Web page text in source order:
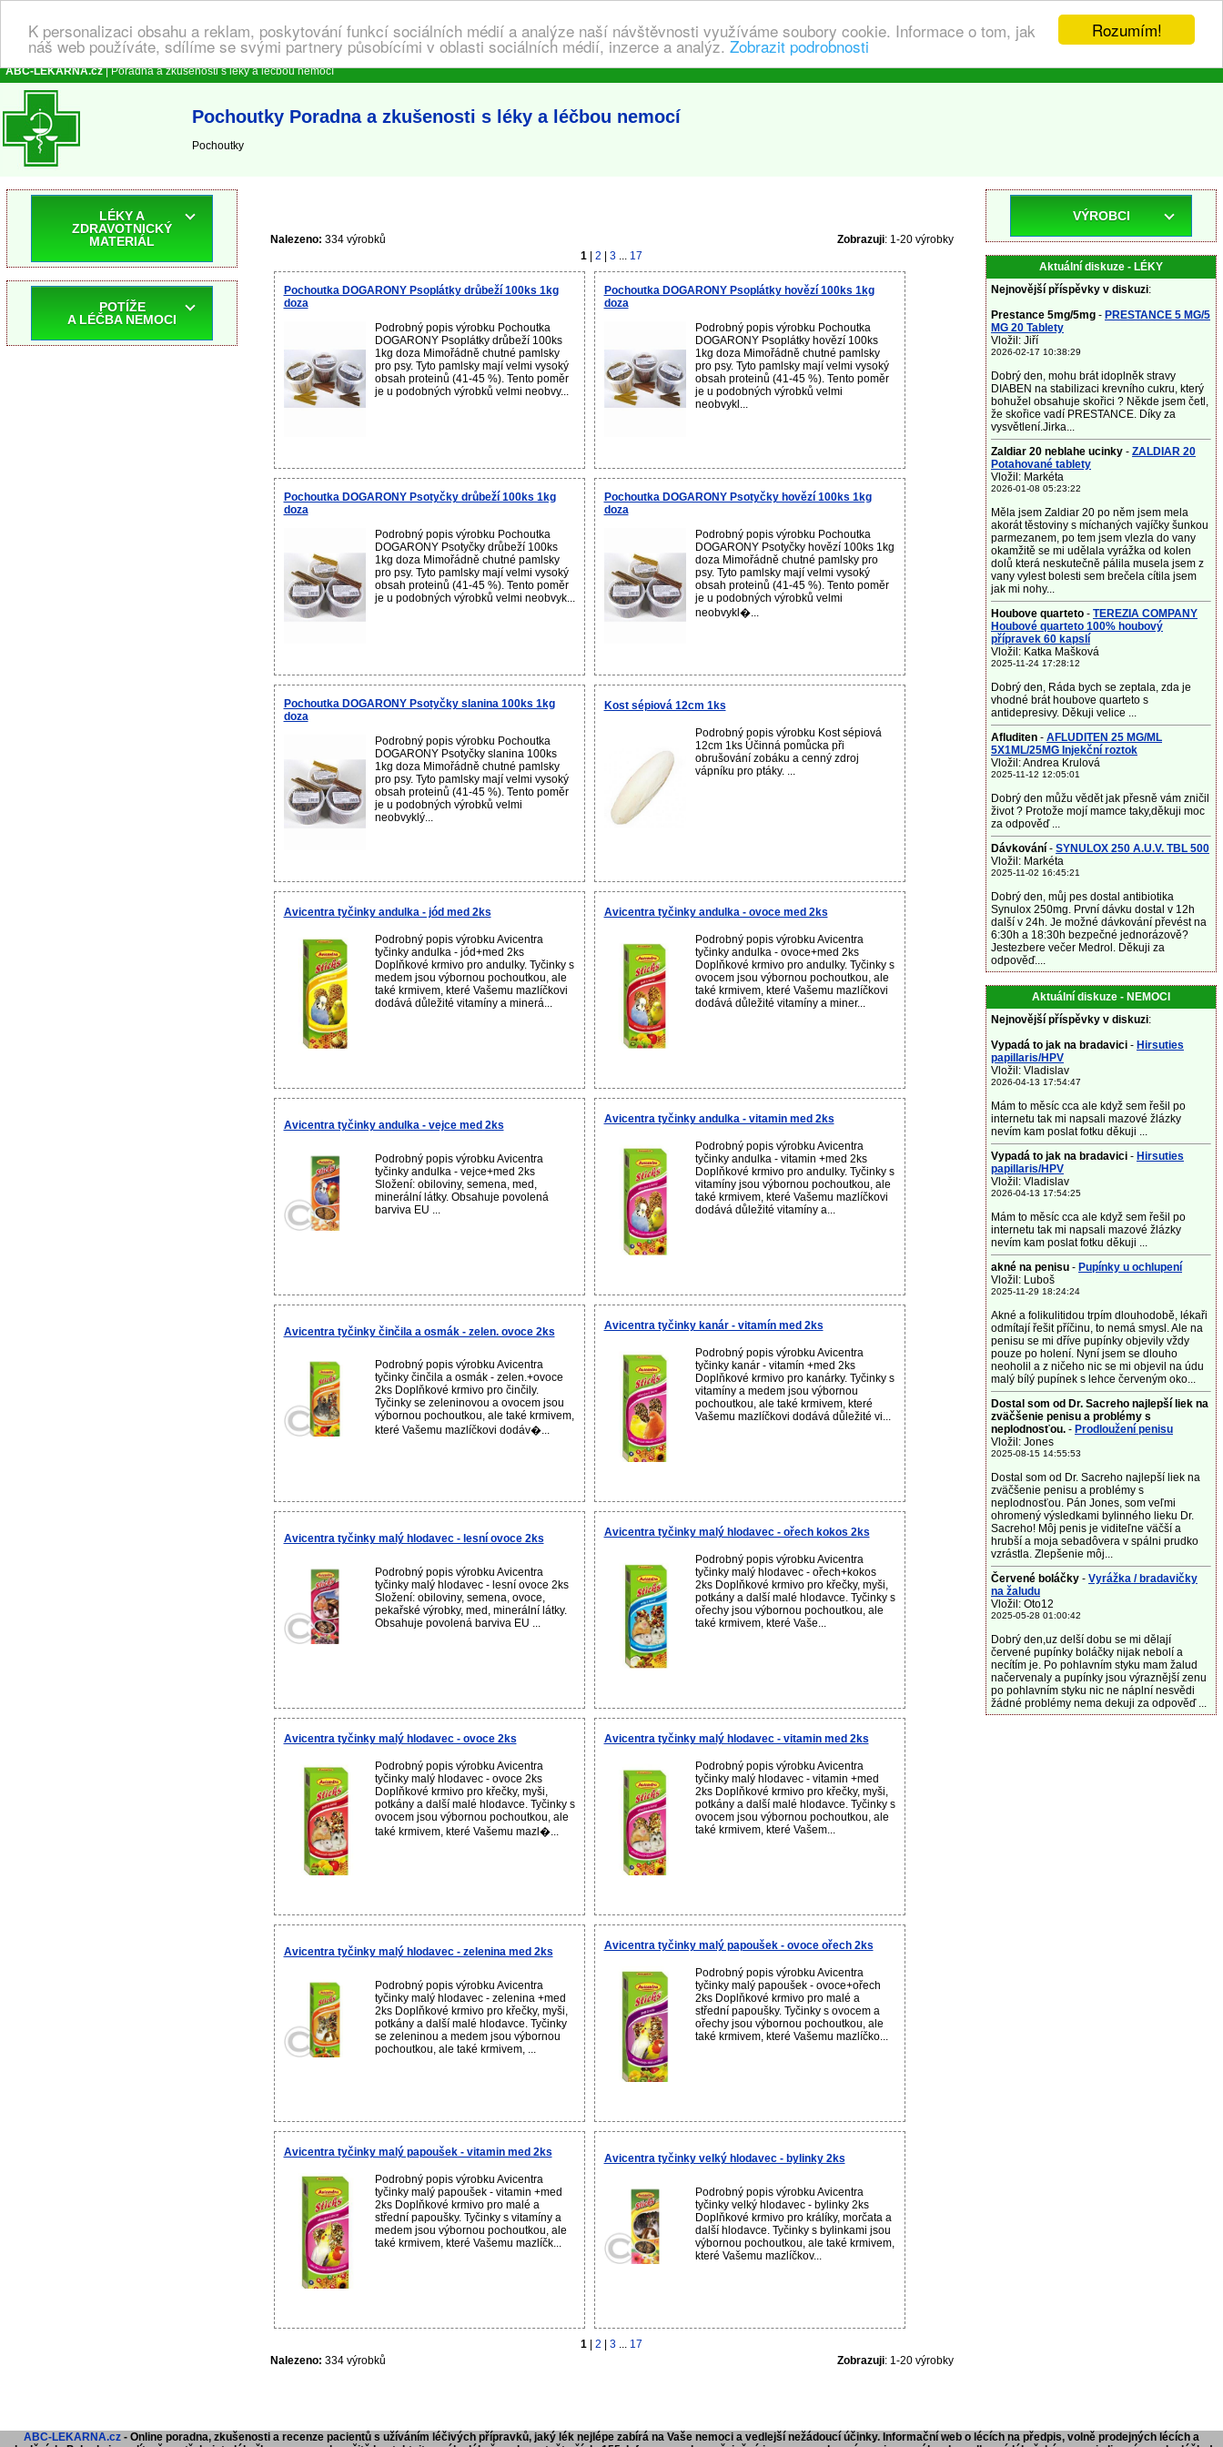
Rozumím!
K personalizaci obsahu a reklam, poskytování funkcí sociálních médií a analýze naší návštěvnosti využíváme soubory cookie. Informace o tom, jak
náš web používáte, sdílíme se svými partnery působícími v oblasti sociálních médií, inzerce a analýz. Zobrazit podrobnosti
ABC-LEKARNA.cz| Poradna a zkušenosti s léky a léčbou nemocí
Pochoutky Poradna a zkušenosti s léky a léčbou nemocí
Pochoutky
Nalezeno: 334 výrobků Zobrazuji: 1-20 výrobky
1
2 3 ... 17
Pochoutka DOGARONY Psoplátky drůbeží 100ks 1kg
doza
Podrobný popis výrobku Pochoutka
DOGARONY Psoplátky drůbeží 100ks
1kg doza Mimořádně chutné pamlsky
pro psy. Tyto pamlsky mají velmi vysoký
obsah proteinů (41-45 %). Tento poměr
je u podobných výrobků velmi neobvy...
Pochoutka DOGARONY Psoplátky hovězí 100ks 1kg
doza
Podrobný popis výrobku Pochoutka
DOGARONY Psoplátky hovězí 100ks
1kg doza Mimořádně chutné pamlsky
pro psy. Tyto pamlsky mají velmi vysoký
obsah proteinů (41-45 %). Tento poměr
je u podobných výrobků velmi
neobvykl...
Pochoutka DOGARONY Psotyčky drůbeží 100ks 1kg
doza
Podrobný popis výrobku Pochoutka
DOGARONY Psotyčky drůbeží 100ks
1kg doza Mimořádně chutné pamlsky
pro psy. Tyto pamlsky mají velmi vysoký
obsah proteinů (41-45 %). Tento poměr
je u podobných výrobků velmi neobvyk...
Pochoutka DOGARONY Psotyčky hovězí 100ks 1kg
doza
Podrobný popis výrobku Pochoutka
DOGARONY Psotyčky hovězí 100ks 1kg
doza Mimořádně chutné pamlsky pro
psy. Tyto pamlsky mají velmi vysoký
obsah proteinů (41-45 %). Tento poměr
je u podobných výrobků velmi
neobvykl�...
Pochoutka DOGARONY Psotyčky slanina 100ks 1kg
doza
Podrobný popis výrobku Pochoutka
DOGARONY Psotyčky slanina 100ks
1kg doza Mimořádně chutné pamlsky
pro psy. Tyto pamlsky mají velmi vysoký
obsah proteinů (41-45 %). Tento poměr
je u podobných výrobků velmi
neobvyklý...
Kost sépiová 12cm 1ks
Podrobný popis výrobku Kost sépiová
12cm 1ks Účinná pomůcka při
obrušování zobáku a cenný zdroj
vápníku pro ptáky. ...
Avicentra tyčinky andulka - jód med 2ks
Podrobný popis výrobku Avicentra
tyčinky andulka - jód+med 2ks
Doplňkové krmivo pro andulky. Tyčinky s
medem jsou výbornou pochoutkou, ale
také krmivem, které Vašemu mazlíčkovi
dodává důležité vitamíny a minerá...
Avicentra tyčinky andulka - ovoce med 2ks
Podrobný popis výrobku Avicentra
tyčinky andulka - ovoce+med 2ks
Doplňkové krmivo pro andulky. Tyčinky s
ovocem jsou výbornou pochoutkou, ale
také krmivem, které Vašemu mazlíčkovi
dodává důležité vitamíny a miner...
Avicentra tyčinky andulka - vejce med 2ks
Podrobný popis výrobku Avicentra
tyčinky andulka - vejce+med 2ks
Složení: obiloviny, semena, med,
minerální látky. Obsahuje povolená
barviva EU ...
Avicentra tyčinky andulka - vitamin med 2ks
Podrobný popis výrobku Avicentra
tyčinky andulka - vitamin +med 2ks
Doplňkové krmivo pro andulky. Tyčinky s
vitamíny jsou výbornou pochoutkou, ale
také krmivem, které Vašemu mazlíčkovi
dodává důležité vitamíny a...
Avicentra tyčinky činčila a osmák - zelen. ovoce 2ks
Podrobný popis výrobku Avicentra
tyčinky činčila a osmák - zelen.+ovoce
2ks Doplňkové krmivo pro činčily.
Tyčinky se zeleninovou a ovocem jsou
výbornou pochoutkou, ale také krmivem,
které Vašemu mazlíčkovi dodáv�...
Avicentra tyčinky kanár - vitamín med 2ks
Podrobný popis výrobku Avicentra
tyčinky kanár - vitamín +med 2ks
Doplňkové krmivo pro kanárky. Tyčinky s
vitamíny a medem jsou výbornou
pochoutkou, ale také krmivem, které
Vašemu mazlíčkovi dodává důležité vi...
Avicentra tyčinky malý hlodavec - lesní ovoce 2ks
Podrobný popis výrobku Avicentra
tyčinky malý hlodavec - lesní ovoce 2ks
Složení: obiloviny, semena, ovoce,
pekařské výrobky, med, minerální látky.
Obsahuje povolená barviva EU ...
Avicentra tyčinky malý hlodavec - ořech kokos 2ks
Podrobný popis výrobku Avicentra
tyčinky malý hlodavec - ořech+kokos
2ks Doplňkové krmivo pro křečky, myši,
potkány a další malé hlodavce. Tyčinky s
ořechy jsou výbornou pochoutkou, ale
také krmivem, které Vaše...
Avicentra tyčinky malý hlodavec - ovoce 2ks
Podrobný popis výrobku Avicentra
tyčinky malý hlodavec - ovoce 2ks
Doplňkové krmivo pro křečky, myši,
potkány a další malé hlodavce. Tyčinky s
ovocem jsou výbornou pochoutkou, ale
také krmivem, které Vašemu mazl�...
Avicentra tyčinky malý hlodavec - vitamin med 2ks
Podrobný popis výrobku Avicentra
tyčinky malý hlodavec - vitamin +med
2ks Doplňkové krmivo pro křečky, myši,
potkány a další malé hlodavce. Tyčinky s
ovocem jsou výbornou pochoutkou, ale
také krmivem, které Vašem...
Avicentra tyčinky malý hlodavec - zelenina med 2ks
Podrobný popis výrobku Avicentra
tyčinky malý hlodavec - zelenina +med
2ks Doplňkové krmivo pro křečky, myši,
potkány a další malé hlodavce. Tyčinky
se zeleninou a medem jsou výbornou
pochoutkou, ale také krmivem, ...
Avicentra tyčinky malý papoušek - ovoce ořech 2ks
Podrobný popis výrobku Avicentra
tyčinky malý papoušek - ovoce+ořech
2ks Doplňkové krmivo pro malé a
střední papoušky. Tyčinky s ovocem a
ořechy jsou výbornou pochoutkou, ale
také krmivem, které Vašemu mazlíčko...
Avicentra tyčinky malý papoušek - vitamin med 2ks
Podrobný popis výrobku Avicentra
tyčinky malý papoušek - vitamin +med
2ks Doplňkové krmivo pro malé a
střední papoušky. Tyčinky s vitamíny a
medem jsou výbornou pochoutkou, ale
také krmivem, které Vašemu mazlíčk...
Avicentra tyčinky velký hlodavec - bylinky 2ks
Podrobný popis výrobku Avicentra
tyčinky velký hlodavec - bylinky 2ks
Doplňkové krmivo pro králíky, morčata a
další hlodavce. Tyčinky s bylinkami jsou
výbornou pochoutkou, ale také krmivem,
které Vašemu mazlíčkov...
1 2 3 ... 17
Nalezeno: 334 výrobků Zobrazuji: 1-20 výrobky
LÉKY A
ZDRAVOTNICKÝ
MATERIÁL
POTÍŽE
A LÉČBA NEMOCI
VÝROBCI
Aktuální diskuze - LÉKY
Nejnovější příspěvky v diskuzi:
Prestance 5mg/5mg - PRESTANCE 5 MG/5
MG 20 Tablety
Vložil: Jiří
2026-02-17 10:38:29
Dobrý den, mohu brát idoplněk stravy
DIABEN na stabilizaci krevního cukru, který
bohužel obsahuje skořici ? Někde jsem četl,
že skořice vadí PRESTANCE. Díky za
vysvětlení.Jirka...
Zaldiar 20 neblahe ucinky - ZALDIAR 20
Potahované tablety
Vložil: Markéta
2026-01-08 05:23:22
Měla jsem Zaldiar 20 po něm jsem mela
akorát těstoviny s míchaných vajíčky šunkou
parmezanem, po tem jsem vlezla do vany
okamžitě se mi udělala vyrážka od kolen
dolů která neskutečně pálila musela jsem z
vany vylest bolesti sem brečela cítila jsem
jak mi nohy...
Houbove quarteto - TEREZIA COMPANY
Houbové quarteto 100% houbový
přípravek 60 kapslí
Vložil: Katka Mašková
2025-11-24 17:28:12
Dobrý den, Ráda bych se zeptala, zda je
vhodné brát houbove quarteto s
antidepresivy. Děkuji velice ...
Afluditen - AFLUDITEN 25 MG/ML
5X1ML/25MG Injekční roztok
Vložil: Andrea Krulová
2025-11-12 12:05:01
Dobrý den můžu vědět jak přesně vám zničil
život ? Protože mojí mamce taky,děkuji moc
za odpověď ...
Dávkování - SYNULOX 250 A.U.V. TBL 500
Vložil: Markéta
2025-11-02 16:45:21
Dobrý den, můj pes dostal antibiotika
Synulox 250mg. První dávku dostal v 12h
další v 24h. Je možné dávkování převést na
6:30h a 18:30h bezpečné jednorázově?
Jestezbere večer Medrol. Děkuji za
odpověď....
Aktuální diskuze - NEMOCI
Nejnovější příspěvky v diskuzi:
Vypadá to jak na bradavici - Hirsuties
papillaris/HPV
Vložil: Vladislav
2026-04-13 17:54:47
Mám to měsíc cca ale když sem řešil po
internetu tak mi napsali mazové žlázky
nevím kam poslat fotku děkuji ...
Vypadá to jak na bradavici - Hirsuties
papillaris/HPV
Vložil: Vladislav
2026-04-13 17:54:25
Mám to měsíc cca ale když sem řešil po
internetu tak mi napsali mazové žlázky
nevím kam poslat fotku děkuji ...
akné na penisu - Pupínky u ochlupení
Vložil: Luboš
2025-11-29 18:24:24
Akné a folikulitidou trpím dlouhodobě, lékaři
odmítají řešit příčinu, to nemá smysl. Ale na
penisu se mi dříve pupínky objevily vždy
pouze po holení. Nyní jsem se dlouho
neoholil a z ničeho nic se mi objevil na údu
malý bílý pupínek s lehce červeným oko...
Dostal som od Dr. Sacreho najlepší liek na
zväčšenie penisu a problémy s
neplodnosťou. - Prodloužení penisu
Vložil: Jones
2025-08-15 14:55:53
Dostal som od Dr. Sacreho najlepší liek na
zväčšenie penisu a problémy s
neplodnosťou. Pán Jones, som veľmi
ohromený výsledkami bylinného lieku Dr.
Sacreho! Môj penis je viditeľne väčší a
hrubší a moja sebadôvera v spálni prudko
vzrástla. Zlepšenie môj...
Červené boláčky - Vyrážka / bradavičky
na žaludu
Vložil: Oto12
2025-05-28 01:00:42
Dobrý den,uz delší dobu se mi dělají
červené pupínky boláčky nijak nebolí a
necítím je. Po pohlavním styku mam žalud
načervenaly a pupínky jsou výraznější zenu
po pohlavním styku nic ne náplní nesvědi
žádné problémy nema dekuji za odpověď ...
ABC-LEKARNA.cz - Online poradna, zkušenosti a recenze pacientů s užíváním léčivých přípravků, jaký lék nejlépe zabírá na Vaše nemoci a vedlejší nežádoucí účinky. Informační web o lécích na předpis, volně prodejných lécích a